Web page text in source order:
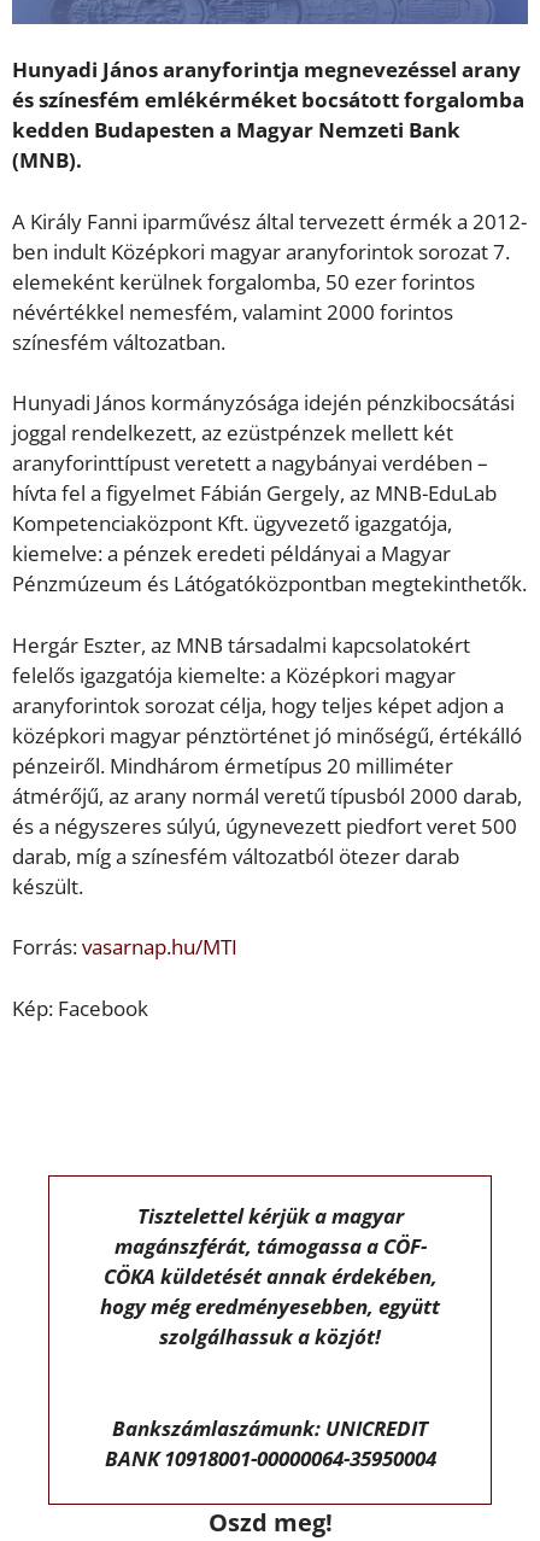
Hunyadi János aranyforintja megnevezéssel arany
és színesfém emlékérméket bocsátott forgalomba
kedden Budapesten a Magyar Nemzeti Bank
(MNB).
A Király Fanni iparművész által tervezett érmék a 2012-
ben indult Középkori magyar aranyforintok sorozat 7.
elemeként kerülnek forgalomba, 50 ezer forintos
névértékkel nemesfém, valamint 2000 forintos
színesfém változatban.
Hunyadi János kormányzósága idején pénzkibocsátási
joggal rendelkezett, az ezüstpénzek mellett két
aranyforinttípust veretett a nagybányai verdében –
hívta fel a figyelmet Fábián Gergely, az MNB-EduLab
Kompetenciaközpont Kft. ügyvezető igazgatója,
kiemelve: a pénzek eredeti példányai a Magyar
Pénzmúzeum és Látógatóközpontban megtekinthetők.
Hergár Eszter, az MNB társadalmi kapcsolatokért
felelős igazgatója kiemelte: a Középkori magyar
aranyforintok sorozat célja, hogy teljes képet adjon a
középkori magyar pénztörténet jó minőségű, értékálló
pénzeiről. Mindhárom érmetípus 20 milliméter
átmérőjű, az arany normál veretű típusból 2000 darab,
és a négyszeres súlyú, úgynevezett piedfort veret 500
darab, míg a színesfém változatból ötezer darab
készült.
Forrás:vasarnap.hu/MTI
Kép: Facebook
Tisztelettel kérjük a magyar
magánszférát, támogassa a CÖF-
CÖKA küldetését annak érdekében,
hogy még eredményesebben, együtt
szolgálhassuk a közjót!
Bankszámlaszámunk: UNICREDIT
BANK 10918001-00000064-35950004
Oszd meg!